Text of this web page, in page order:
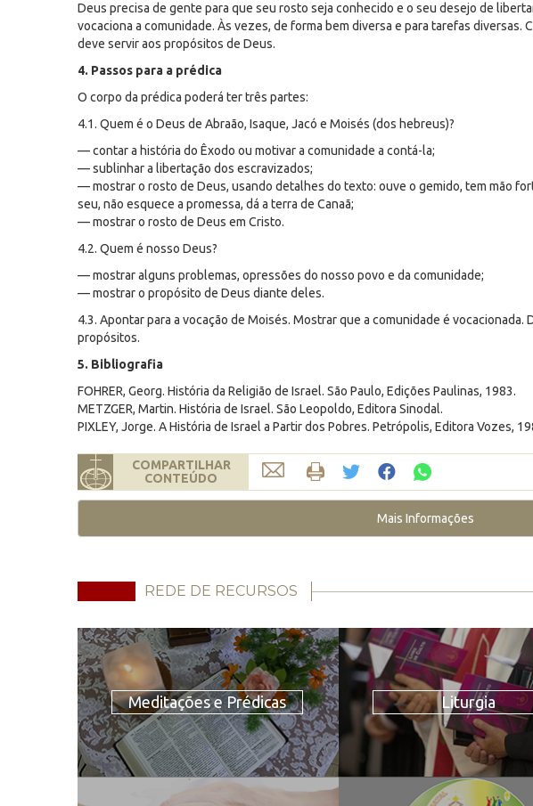
Deus precisa de gente para que seu rosto seja conhecido e o seu desejo de
vocaciona a comunidade. Às vezes, de forma bem diversa e para tarefas diversas.
deve servir aos propósitos de Deus.
4. Passos para a prédica
O corpo da prédica poderá ter três partes:
4.1. Quem é o Deus de Abraão, Isaque, Jacó e Moisés (dos hebreus)?
— contar a história do Êxodo ou motivar a comunidade a contá-la;
— sublinhar a libertação dos escravizados;
— mostrar o rosto de Deus, usando detalhes do texto: ouve o gemido, tem mão
seu, não esquece a promessa, dá a terra de Canaã;
— mostrar o rosto de Deus em Cristo.
4.2. Quem é nosso Deus?
— mostrar alguns problemas, opressões do nosso povo e da comunidade;
— mostrar o propósito de Deus diante deles.
4.3. Apontar para a vocação de Moisés. Mostrar que a comunidade é
propósitos.
5. Bibliografia
FOHRER, Georg. História da Religião de Israel. São Paulo, Edições Paulinas, 1983.
METZGER, Martin. História de Israel. São Leopoldo, Editora Sinodal.
PIXLEY, Jorge. A História de Israel a Partir dos Pobres. Petrópolis, Editora Vozes,
COMPARTILHAR
CONTEÚDO
Mais Informações
REDE DE RECURSOS
Meditações e Prédicas Liturgia